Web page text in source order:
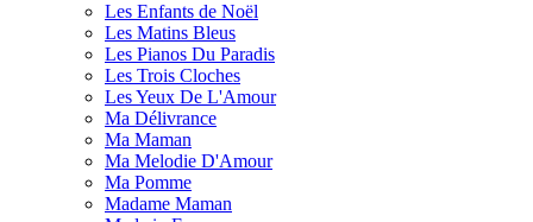
Les Enfants de Noël
Les Matins Bleus
Les Pianos Du Paradis
Les Trois Cloches
Les Yeux De L'Amour
Ma Délivrance
Ma Maman
Ma Melodie D'Amour
Ma Pomme
Madame Maman